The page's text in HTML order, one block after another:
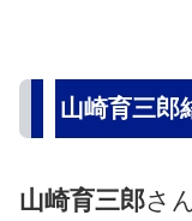
山崎育三郎
山崎育三郎さ